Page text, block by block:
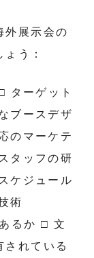
外展示会の
う：
ターゲット
ブースデザ
のマーケテ
タッフの研
ケジュール
術
るか □ 文
されている